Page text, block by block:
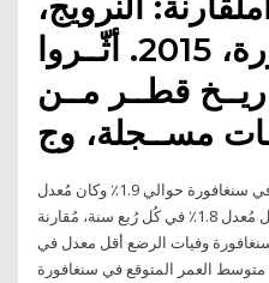
سنغافورة، 2015. أثّــروا
قطــر مــن
مســجلة، وج
في 8 يونيو 2013، بلغ مُعدل البطالة في سنغافورة حوالي 1.9٪ وكان مُعدل
نمو اقتصاد البلاد مُنخفضًا، حيث سجل مُعدل 1.8٪ في كُل رُبع سنة، مُقارنة
بشكل عام، سنغافورة وفيات الرضع أقل معدل في
خلال العقدين الماضيين. [131] متوسط العمر المتوقع في سنغافورة